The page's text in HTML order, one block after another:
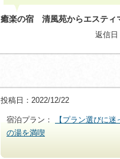
癒楽の宿 清風苑からエスティ
返信日
投稿日：2022/12/22
宿泊プラン：
【プラン選びに
の湯を満喫